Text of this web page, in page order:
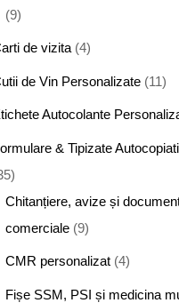
(9)
de vizita (4)
de Vin Personalizate (11)
Autocolante
& Tipizate
Chitanțiere, avize și
comerciale (9)
CMR personalizat (4)
Fișe SSM, PSI și medicina